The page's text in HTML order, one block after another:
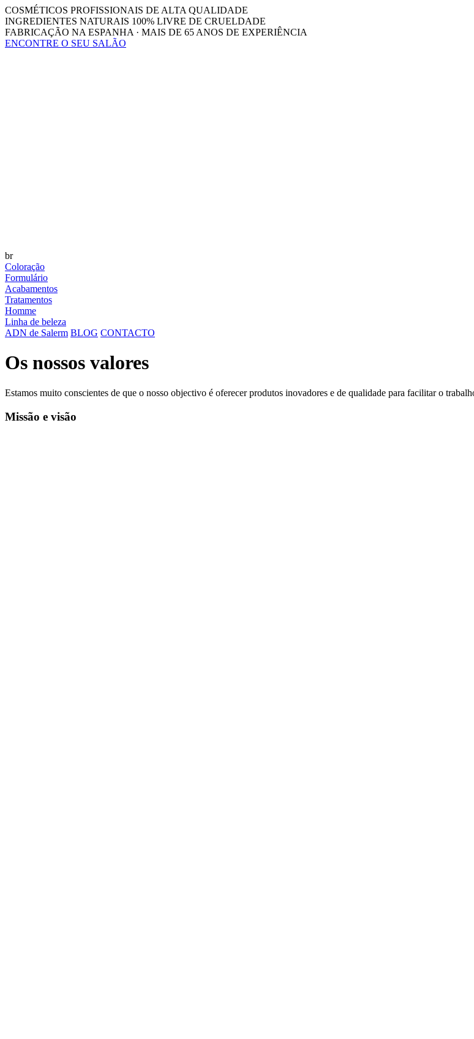
COSMÉTICOS PROFISSIONAIS DE ALTA QUALIDADE
INGREDIENTES NATURAIS 100% LIVRE DE CRUELDADE
FABRICAÇÃO NA ESPANHA · MAIS DE 65 ANOS DE EXPERIÊNCIA
ENCONTRE O SEU SALÃO
br
Coloração
Formulário
Acabamentos
Tratamentos
Homme
Linha de beleza
ADN de Salerm BLOG CONTACTO
Os nossos valores
Estamos muito conscientes de que o nosso objectivo é oferecer produtos inovadores e de qualidade para facilitar o
Missão e visão